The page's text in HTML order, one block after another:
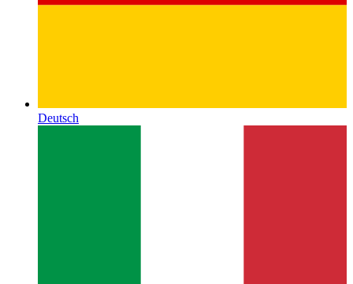
Deutsch